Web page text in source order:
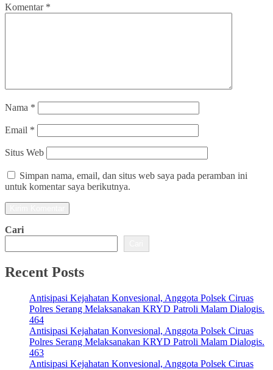
Komentar *
Nama *
Email *
Situs Web
Simpan nama, email, dan situs web saya pada peramban ini
untuk komentar saya berikutnya.
Cari
Recent Posts
Antisipasi Kejahatan Konvesional, Anggota Polsek Ciruas
Polres Serang Melaksanakan KRYD Patroli Malam Dialogis.
464
Antisipasi Kejahatan Konvesional, Anggota Polsek Ciruas
Polres Serang Melaksanakan KRYD Patroli Malam Dialogis.
463
Antisipasi Kejahatan Konvesional, Anggota Polsek Ciruas